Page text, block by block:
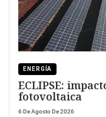
ENERGÍA
ECLIPSE:
fotovoltaica
6 De Agosto De 2026